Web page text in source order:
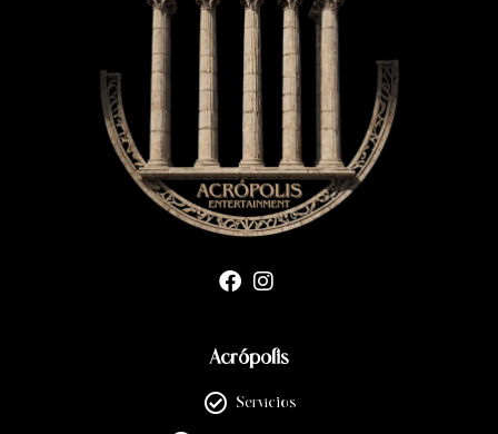
Acrópolis
Servicios